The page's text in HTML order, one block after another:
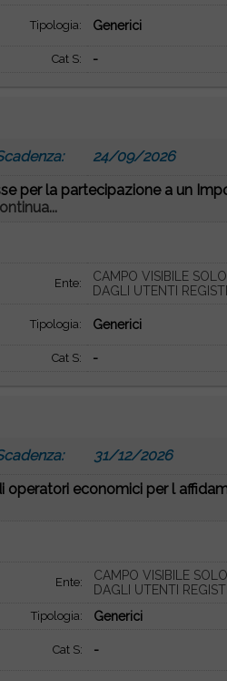
Tipologia: Generici
Cat S: -
24/09/2026
per la partecipazione a un
Ente:
CAMPO VISIBILE SOLO
DAGLI UTENTI
Tipologia: Generici
Cat S: -
31/12/2026
operatori economici per l
Ente:
CAMPO VISIBILE SOLO
DAGLI UTENTI
Tipologia: Generici
Cat S: -